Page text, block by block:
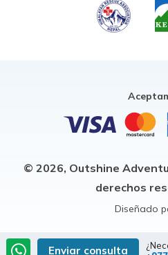
© 2026, Outshine
derechos
Diseñado
Enviar consulta